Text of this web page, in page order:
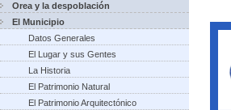
Orea y la despoblación
El Municipio
Datos Generales
El Lugar y sus Gentes
La Historia
El Patrimonio Natural
El Patrimonio Arquitectónico